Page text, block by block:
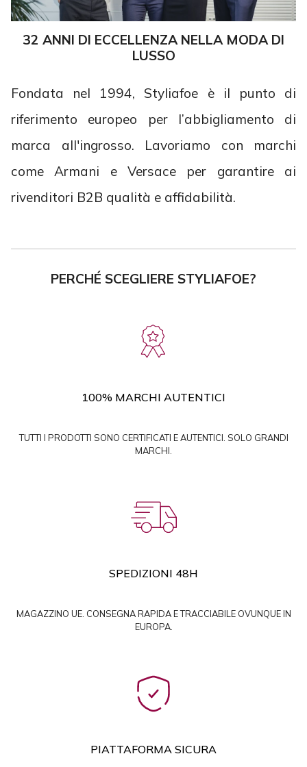
32 ANNI DI ECCELLENZA NELLA MODA DI
LUSSO
Fondata nel 1994, Styliafoe è il punto di
riferimento europeo per l’abbigliamento di
marca all'ingrosso. Lavoriamo con marchi
come Armani e Versace per garantire ai
rivenditori B2B qualità e affidabilità.
PERCHÉ SCEGLIERE STYLIAFOE?
100% MARCHI AUTENTICI
TUTTI I PRODOTTI SONO CERTIFICATI E AUTENTICI. SOLO GRANDI
MARCHI.
SPEDIZIONI 48H
MAGAZZINO UE. CONSEGNA RAPIDA E TRACCIABILE OVUNQUE IN
EUROPA.
PIATTAFORMA SICURA